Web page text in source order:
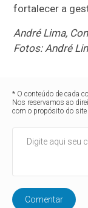
fortalecer a
André Lima,
Fotos: André
* O conteúdo de cada
Nos reservamos ao
com o propósito do
Comentar